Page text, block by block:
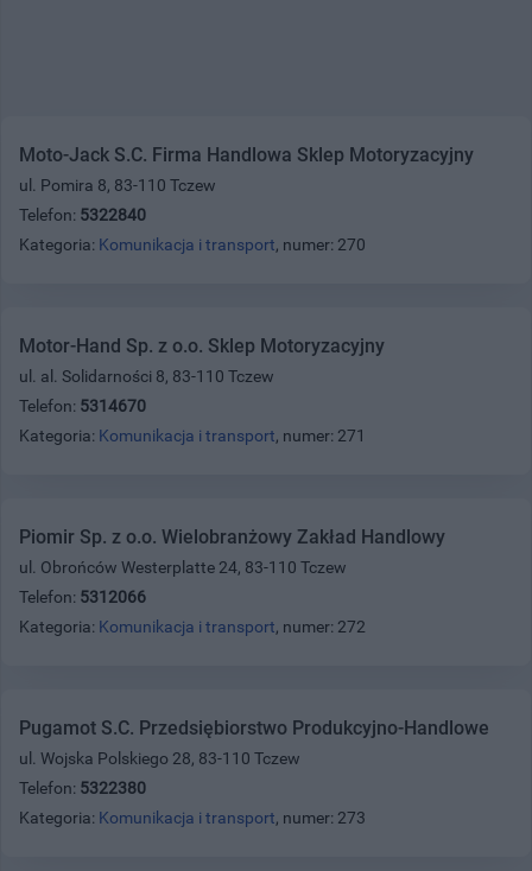
Moto-Jack S.C. Firma Handlowa Sklep Motoryzacyjny
ul. Pomira 8, 83-110 Tczew
Telefon: 5322840
Kategoria: Komunikacja i transport, numer: 270
Motor-Hand Sp. z o.o. Sklep Motoryzacyjny
ul. al. Solidarności 8, 83-110 Tczew
Telefon: 5314670
Kategoria: Komunikacja i transport, numer: 271
Piomir Sp. z o.o. Wielobranżowy Zakład Handlowy
ul. Obrońców Westerplatte 24, 83-110 Tczew
Telefon: 5312066
Kategoria: Komunikacja i transport, numer: 272
Pugamot S.C. Przedsiębiorstwo Produkcyjno-Handlowe
ul. Wojska Polskiego 28, 83-110 Tczew
Telefon: 5322380
Kategoria: Komunikacja i transport, numer: 273